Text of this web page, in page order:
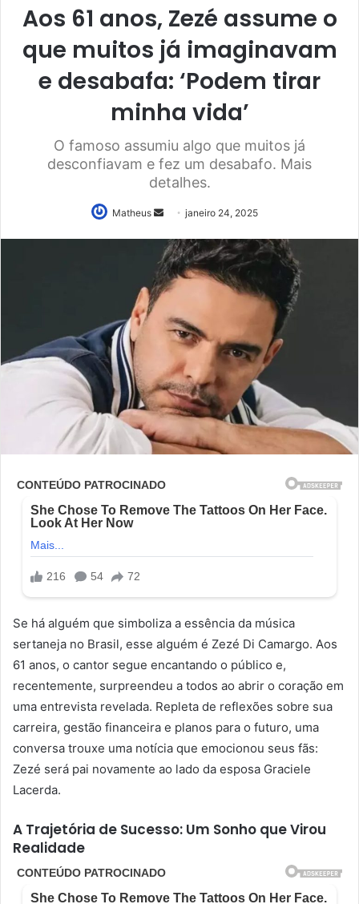
Aos 61 anos, Zezé assume o
que muitos já imaginavam
e desabafa: ‘Podem tirar
minha vida’
O famoso assumiu algo que muitos já
desconfiavam e fez um desabafo. Mais
detalhes.
Matheus
Mande
e-
mail
janeiro 24, 2025
Se há alguém que simboliza a essência da música
sertaneja no Brasil, esse alguém é Zezé Di Camargo. Aos
61 anos, o cantor segue encantando o público e,
recentemente, surpreendeu a todos ao abrir o coração em
uma entrevista revelada. Repleta de reflexões sobre sua
carreira, gestão financeira e planos para o futuro, uma
conversa trouxe uma notícia que emocionou seus fãs:
Zezé será pai novamente ao lado da esposa Graciele
Lacerda.
A Trajetória de Sucesso: Um Sonho que Virou
Realidade